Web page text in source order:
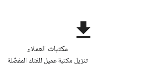
file_download
مكتبات العملاء
تنزيل مكتبة عميل للغتك المفضّلة